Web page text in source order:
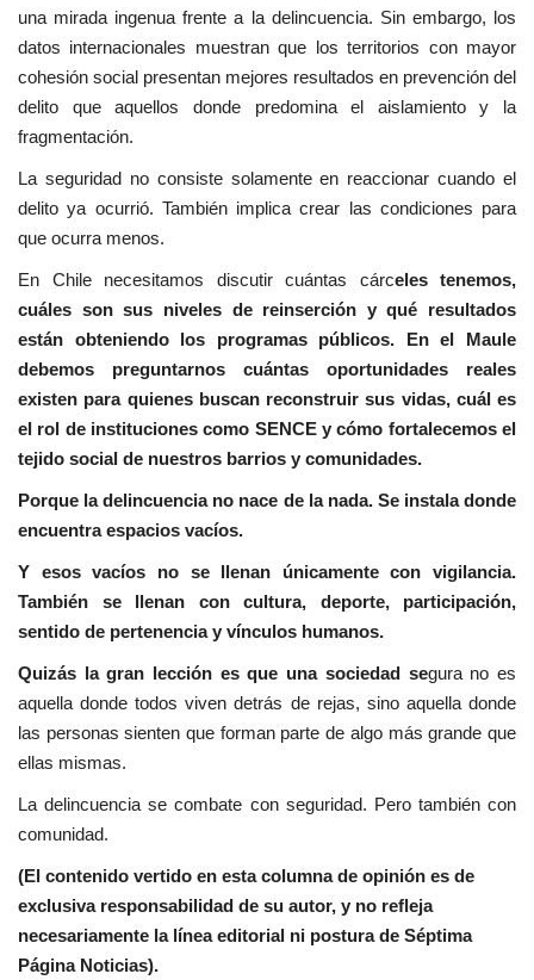
una mirada ingenua frente a la delincuencia. Sin embargo, los
datos internacionales muestran que los territorios con mayor
cohesión social presentan mejores resultados en prevención del
delito que aquellos donde predomina el aislamiento y la
fragmentación.
La seguridad no consiste solamente en reaccionar cuando el
delito ya ocurrió. También implica crear las condiciones para
que ocurra menos.
En Chile necesitamos discutir cuántas cárceles tenemos,
cuáles son sus niveles de reinserción y qué resultados
están obteniendo los programas públicos. En el Maule
debemos preguntarnos cuántas oportunidades reales
existen para quienes buscan reconstruir sus vidas, cuál es
el rol de instituciones como SENCE y cómo fortalecemos el
tejido social de nuestros barrios y comunidades.
Porque la delincuencia no nace de la nada. Se instala donde
encuentra espacios vacíos.
Y esos vacíos no se llenan únicamente con vigilancia.
También se llenan con cultura, deporte, participación,
sentido de pertenencia y vínculos humanos.
Quizás la gran lección es que una sociedad segura no es
aquella donde todos viven detrás de rejas, sino aquella donde
las personas sienten que forman parte de algo más grande que
ellas mismas.
La delincuencia se combate con seguridad. Pero también con
comunidad.
(El contenido vertido en esta columna de opinión es de
exclusiva responsabilidad de su autor, y no refleja
necesariamente la línea editorial ni postura de Séptima
Página Noticias).